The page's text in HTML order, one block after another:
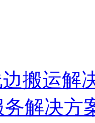
搬运解
务解决方